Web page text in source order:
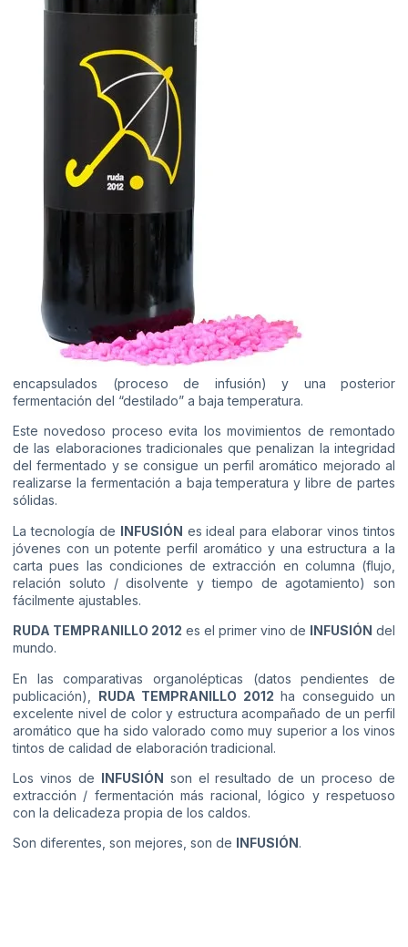
encapsulados (proceso de infusión) y una posterior
fermentación del “destilado” a baja temperatura.
Este novedoso proceso evita los movimientos de remontado
de las elaboraciones tradicionales que penalizan la integridad
del fermentado y se consigue un perfil aromático mejorado al
realizarse la fermentación a baja temperatura y libre de partes
sólidas.
La tecnología de INFUSIÓN es ideal para elaborar vinos tintos
jóvenes con un potente perfil aromático y una estructura a la
carta pues las condiciones de extracción en columna (flujo,
relación soluto / disolvente y tiempo de agotamiento) son
fácilmente ajustables.
RUDA TEMPRANILLO 2012 es el primer vino de INFUSIÓN del
mundo.
En las comparativas organolépticas (datos pendientes de
publicación), RUDA TEMPRANILLO 2012 ha conseguido un
excelente nivel de color y estructura acompañado de un perfil
aromático que ha sido valorado como muy superior a los vinos
tintos de calidad de elaboración tradicional.
Los vinos de INFUSIÓN son el resultado de un proceso de
extracción / fermentación más racional, lógico y respetuoso
con la delicadeza propia de los caldos.
Son diferentes, son mejores, son de INFUSIÓN.